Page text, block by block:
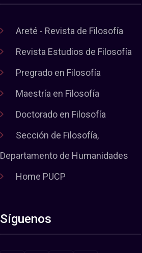
Areté - Revista de Filosofía
Revista Estudios de Filosofía
Pregrado en Filosofía
Maestría en Filosofía
Doctorado en Filosofía
Sección de Filosofía,
Departamento de Humanidades
Home PUCP
Síguenos